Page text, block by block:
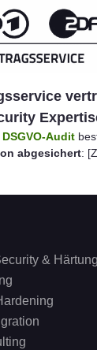
DSGVO-Audit
abgesichert:
& Härtung